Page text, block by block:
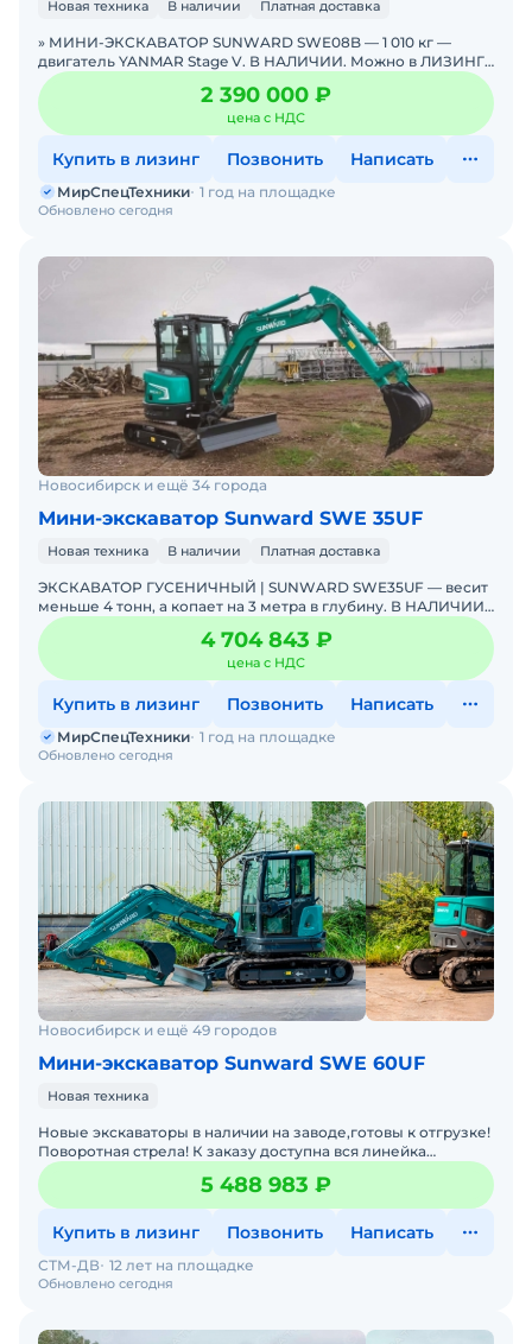
Новая техника В наличии Платная доставка
» МИНИ-ЭКСКАВАТОР SUNWARD SWE08B — 1 010 кг —
двигатель YANMAR Stage V. В НАЛИЧИИ. Можно в ЛИЗИНГ.
Цена С НДС.Основные параметры: Эксплуатацио
2 390 000 ₽
цена с НДС
Купить в лизинг Позвонить Написать
Обновлено сегодня
МирСпецТехники 1 год на площадке
Новосибирск и ещё 34 города
Мини-экскаватор Sunward SWE 35UF
Новая техника В наличии Платная доставка
ЭКСКАВАТОР ГУСЕНИЧНЫЙ | SUNWARD SWE35UF — весит
меньше 4 тонн, а копает на 3 метра в глубину. В НАЛИЧИИ.
Можно в ЛИЗИНГ. Цена С НДС.Основные параметры:- Р
4 704 843 ₽
цена с НДС
Купить в лизинг Позвонить Написать
Обновлено сегодня
МирСпецТехники 1 год на площадке
Новосибирск и ещё 49 городов
Мини-экскаватор Sunward SWE 60UF
Новая техника
Новые экскаваторы в наличии на заводе,готовы к отгрузке!
Поворотная стрела! К заказу доступна вся линейка
экскаваторов SUNWARD. Любой лизинг. Гарантия.Запасные
5 488 983 ₽
Купить в лизинг Позвонить Написать
Обновлено сегодня
СТМ-ДВ 12 лет на площадке